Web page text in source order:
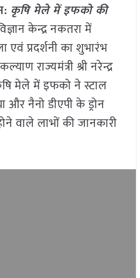
कृषि मेले में इफको की
केन्द्र नकतरा में
एवं प्रदर्शनी का शुभारंभ
राज्यमंत्री श्री नरेन्द्र
मेले में इफको ने स्टाल
नैनो डीएपी के ड्रोन
वाले लाभों की जानकारी